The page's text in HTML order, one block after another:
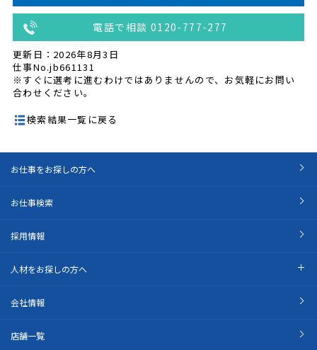
電話で相談 0120-777-277
更新日：2026年8月3日
仕事No.jb661131
※すぐに選考に進むわけではありませんので、お気軽にお問い
合わせください。
検索結果一覧に戻る
お仕事をお探しの方へ
お仕事検索
採用情報
人材をお探しの方へ
会社情報
店舗一覧